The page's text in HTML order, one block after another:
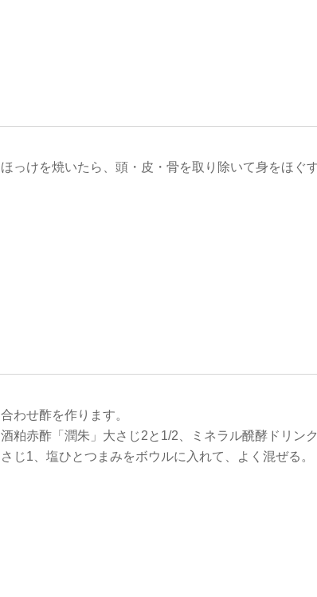
ほっけを焼いたら、頭・皮・骨を取り除いて身をほぐす
合わせ酢を作ります。
酒粕赤酢「潤朱」大さじ2と1/2、ミネラル醗酵ドリン
さじ1、塩ひとつまみをボウルに入れて、よく混ぜる。